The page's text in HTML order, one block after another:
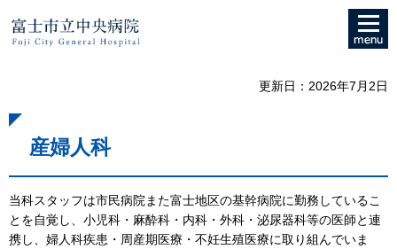
富士市立中央病院
メニュ
ー
更新日：2026年7月2日
産婦人科
当科スタッフは市民病院また富士地区の基幹病院に勤務しているこ
とを自覚し、小児科・麻酔科・内科・外科・泌尿器科等の医師と連
携し、婦人科疾患・周産期医療・不妊生殖医療に取り組んでいま